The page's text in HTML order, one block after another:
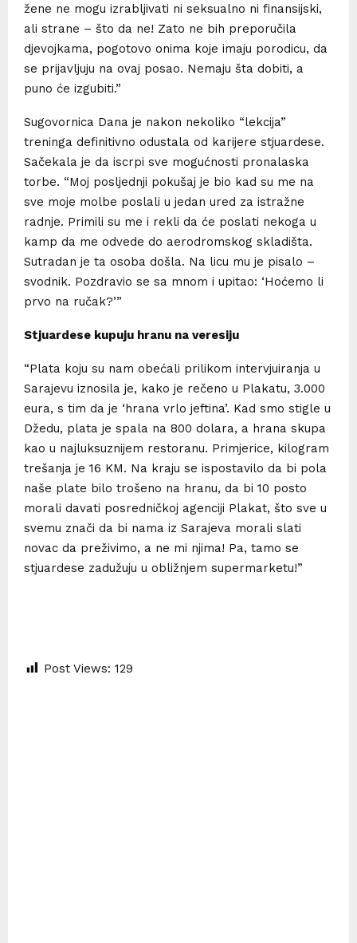
žene ne mogu izrabljivati ni seksualno ni finansijski,
ali strane – što da ne! Zato ne bih preporučila
djevojkama, pogotovo onima koje imaju porodicu, da
se prijavljuju na ovaj posao. Nemaju šta dobiti, a
puno će izgubiti.”
Sugovornica Dana je nakon nekoliko “lekcija”
treninga definitivno odustala od karijere stjuardese.
Sačekala je da iscrpi sve mogućnosti pronalaska
torbe. “Moj posljednji pokušaj je bio kad su me na
sve moje molbe poslali u jedan ured za istražne
radnje. Primili su me i rekli da će poslati nekoga u
kamp da me odvede do aerodromskog skladišta.
Sutradan je ta osoba došla. Na licu mu je pisalo –
svodnik. Pozdravio se sa mnom i upitao: ‘Hoćemo li
prvo na ručak?’”
Stjuardese kupuju hranu na veresiju
“Plata koju su nam obećali prilikom intervjuiranja u
Sarajevu iznosila je, kako je rečeno u Plakatu, 3.000
eura, s tim da je ‘hrana vrlo jeftina’. Kad smo stigle u
Džedu, plata je spala na 800 dolara, a hrana skupa
kao u najluksuznijem restoranu. Primjerice, kilogram
trešanja je 16 KM. Na kraju se ispostavilo da bi pola
naše plate bilo trošeno na hranu, da bi 10 posto
morali davati posredničkoj agenciji Plakat, što sve u
svemu znači da bi nama iz Sarajeva morali slati
novac da preživimo, a ne mi njima! Pa, tamo se
stjuardese zadužuju u obližnjem supermarketu!”
Post Views: 129